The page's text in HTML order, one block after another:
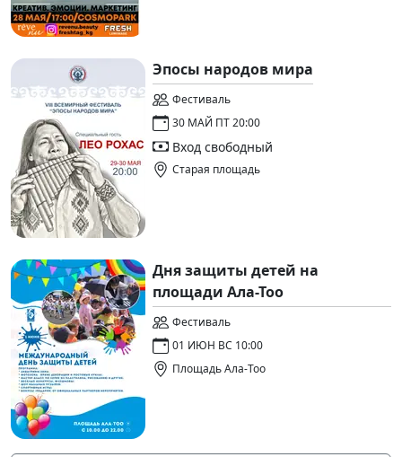
Эпосы народов мира
Фестиваль
30 МАЙ ПТ 20:00
Вход свободный
Старая площадь
Дня защиты детей на
площади Ала-Тоо
Фестиваль
01 ИЮН ВС 10:00
Площадь Ала-Тоо